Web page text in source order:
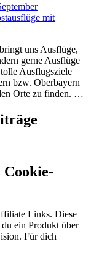
mit
uns Ausflüge,
gerne Ausflüge
Ausflugsziele
bzw. Oberbayern
Orte zu finden. …
Links. Diese
ein Produkt über
Für dich